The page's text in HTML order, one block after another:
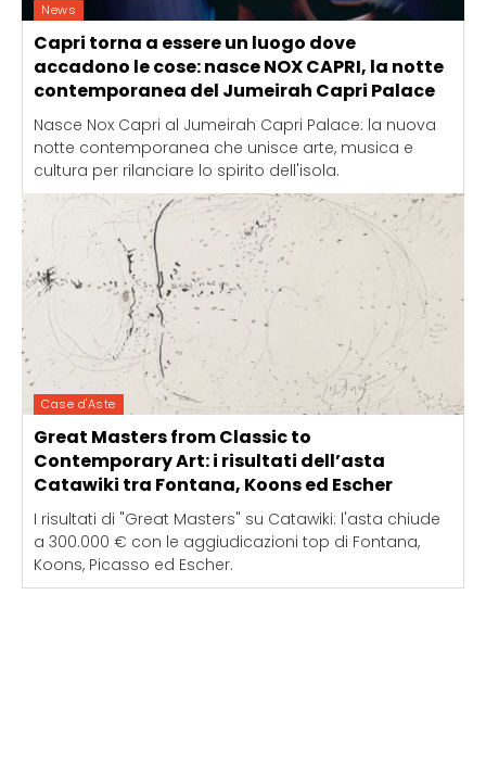
News
Capri torna a essere un luogo dove
accadono le cose: nasce NOX CAPRI, la notte
contemporanea del Jumeirah Capri Palace
Nasce Nox Capri al Jumeirah Capri Palace: la nuova
notte contemporanea che unisce arte, musica e
cultura per rilanciare lo spirito dell'isola.
Case d'Aste
Great Masters from Classic to
Contemporary Art: i risultati dell’asta
Catawiki tra Fontana, Koons ed Escher
I risultati di "Great Masters" su Catawiki: l'asta chiude
a 300.000 € con le aggiudicazioni top di Fontana,
Koons, Picasso ed Escher.